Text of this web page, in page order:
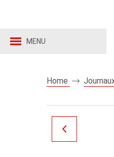
MENU
Home